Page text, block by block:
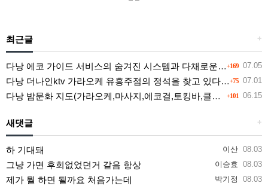
+
최근글
+169 07.05
다낭 에코 가이드 서비스의 숨겨진 시스템과 다채로운 인력 풀의 진실
+75 07.01
다낭 더나인ktv 가라오케 유흥주점의 정석을 찾고 있다면 여기
+101 06.15
다낭 밤문화 지도(가라오케,마사지,에코걸,토킹바,클럽) 유흥별 가격 및 후기공유
+
새댓글
이산 08.03
하 기대돼
이승효 08.03
그냥 가면 후회없었던거 같음 항상
박기정 08.03
제가 뭘 하면 될까요 처음가는데